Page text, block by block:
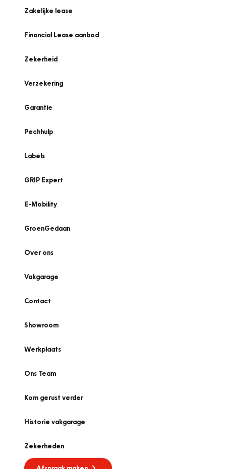
Zakelijke lease
Financial Lease aanbod
Zekerheid
Verzekering
Garantie
Pechhulp
Labels
GRIP Expert
E-Mobility
GroenGedaan
Over ons
Vakgarage
Contact
Showroom
Werkplaats
Ons Team
Kom gerust verder
Historie vakgarage
Zekerheden